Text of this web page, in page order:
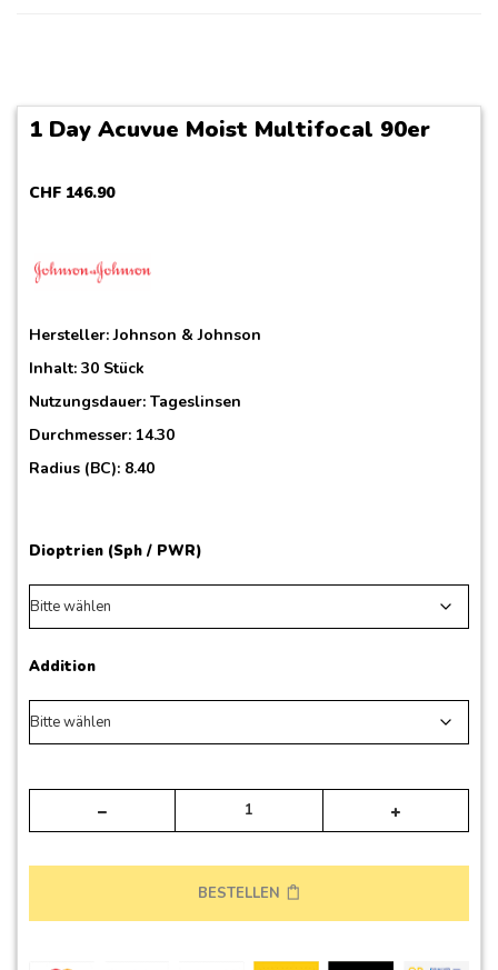
1 Day Acuvue Moist Multifocal 90er
CHF 146.90
Hersteller:Johnson & Johnson
Inhalt: 30 Stück
Nutzungsdauer: Tageslinsen
Durchmesser: 14.30
Radius (BC): 8.40
Dioptrien (Sph / PWR)
Addition
BESTELLEN